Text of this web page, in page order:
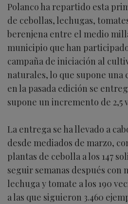
Polanco ha repartido esta
de cebollas, lechugas,
berenjena entre el medio
municipio que han
campaña de iniciación al
naturales, lo que supone una
en la pasada edición se
supone un incremento de 2,5
La entrega se ha llevado a
desde mediados de marzo,
plantas de cebolla a los 147
seguir semanas después con
lechuga y tomate a los 190
a las que siguieron 3.460